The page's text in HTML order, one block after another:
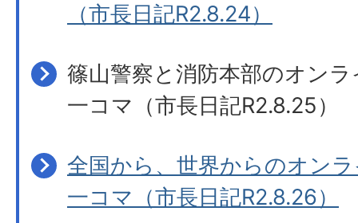
（市長日記R2.8.24）
篠山警察と消防本部のオン
一コマ（市長日記R2.8.25）
全国から、世界からのオン
一コマ（市長日記R2.8.26）